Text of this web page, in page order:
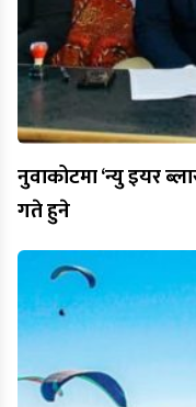
नुवाकोटमा ‘न्यु इयर
गते हुने